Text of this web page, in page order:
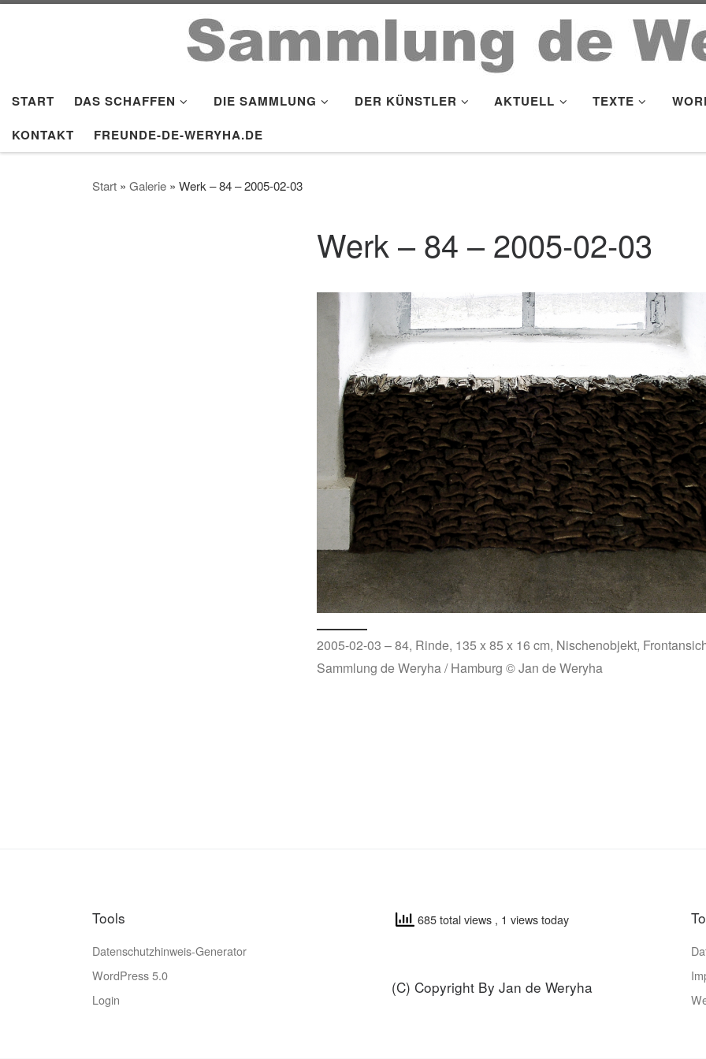
START DAS SCHAFFEN DIE SAMMLUNG DER KÜNSTLER AKTUELL TEXTE
KONTAKT
FREUNDE-DE-WERYHA.DE
Start » Galerie » Werk – 84 – 2005-02-03
Werk – 84 – 2005-02-03
2005-02-03 – 84, Rinde, 135 x 85 x 16 cm, Nischenobjekt,
Sammlung de Weryha / Hamburg © Jan de Weryha
Tools
Datenschutzhinweis-Generator
WordPress 5.0
Login
685 total views , 1 views today
(C) Copyright By Jan de Weryha